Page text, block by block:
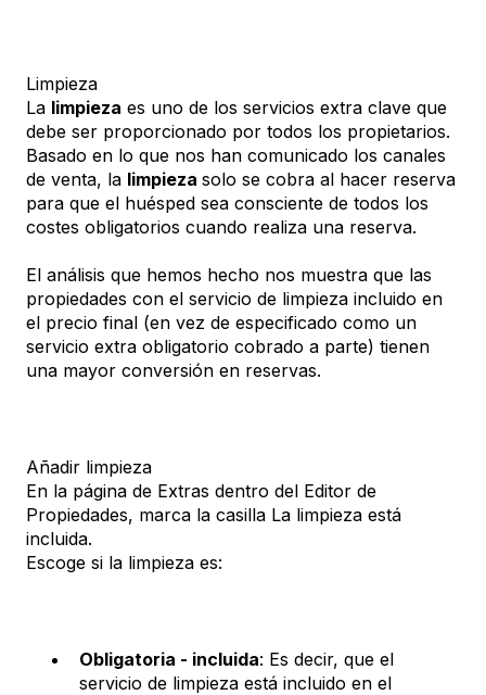
Limpieza
La limpieza es uno de los servicios extra clave que
debe ser proporcionado por todos los propietarios.
Basado en lo que nos han comunicado los canales
de venta, la limpieza solo se cobra al hacer reserva
para que el huésped sea consciente de todos los
costes obligatorios cuando realiza una reserva.
El análisis que hemos hecho nos muestra que las
propiedades con el servicio de limpieza incluido en
el precio final (en vez de especificado como un
servicio extra obligatorio cobrado a parte) tienen
una mayor conversión en reservas.
Añadir limpieza
En la página de Extras dentro del Editor de
Propiedades, marca la casilla La limpieza está
incluida.
Escoge si la limpieza es:
Obligatoria - incluida: Es decir, que el
servicio de limpieza está incluido en el